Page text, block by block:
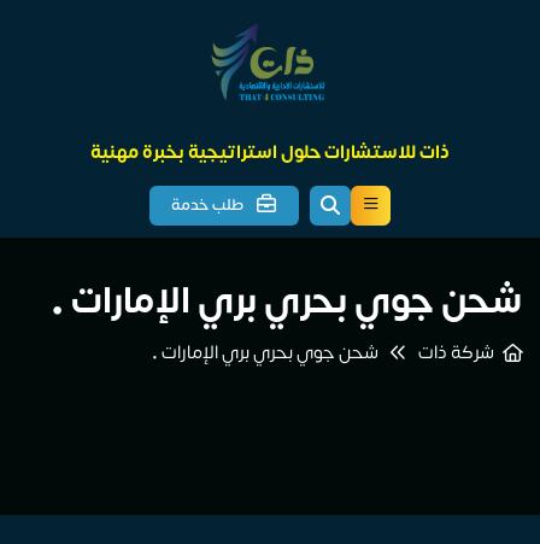
ذات للاستشارات حلول استراتيجية بخبرة مهنية
طلب خدمة
شحن جوي بحري بري الإمارات •
شركة ذات شحن جوي بحري بري الإمارات •